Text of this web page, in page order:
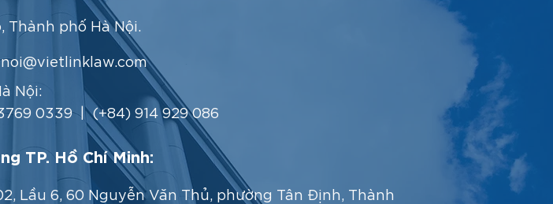
Thành phố Hà Nội.
Nội:
0339 | (+84) 914 929 086
TP. Hồ Chí Minh:
Lầu 6, 60 Nguyễn Văn Thủ, phường Tân Định, Thành